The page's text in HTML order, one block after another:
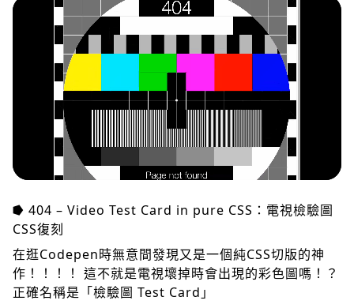
⭓ 404 – Video Test Card in pure CSS：電視檢驗圖
CSS復刻
在逛Codepen時無意間發現又是一個純CSS切版的神
作！！！！ 這不就是電視壞掉時會出現的彩色圖嗎！？
正確名稱是「檢驗圖 Test Card」